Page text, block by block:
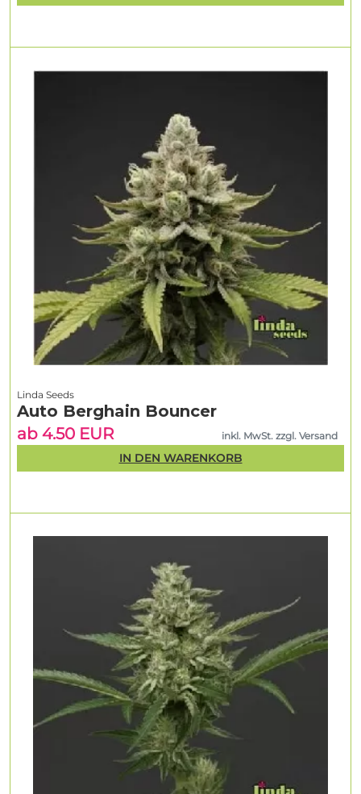
Linda Seeds
Auto Berghain Bouncer
ab 4.50 EUR
inkl. MwSt. zzgl. Versand
IN DEN WARENKORB